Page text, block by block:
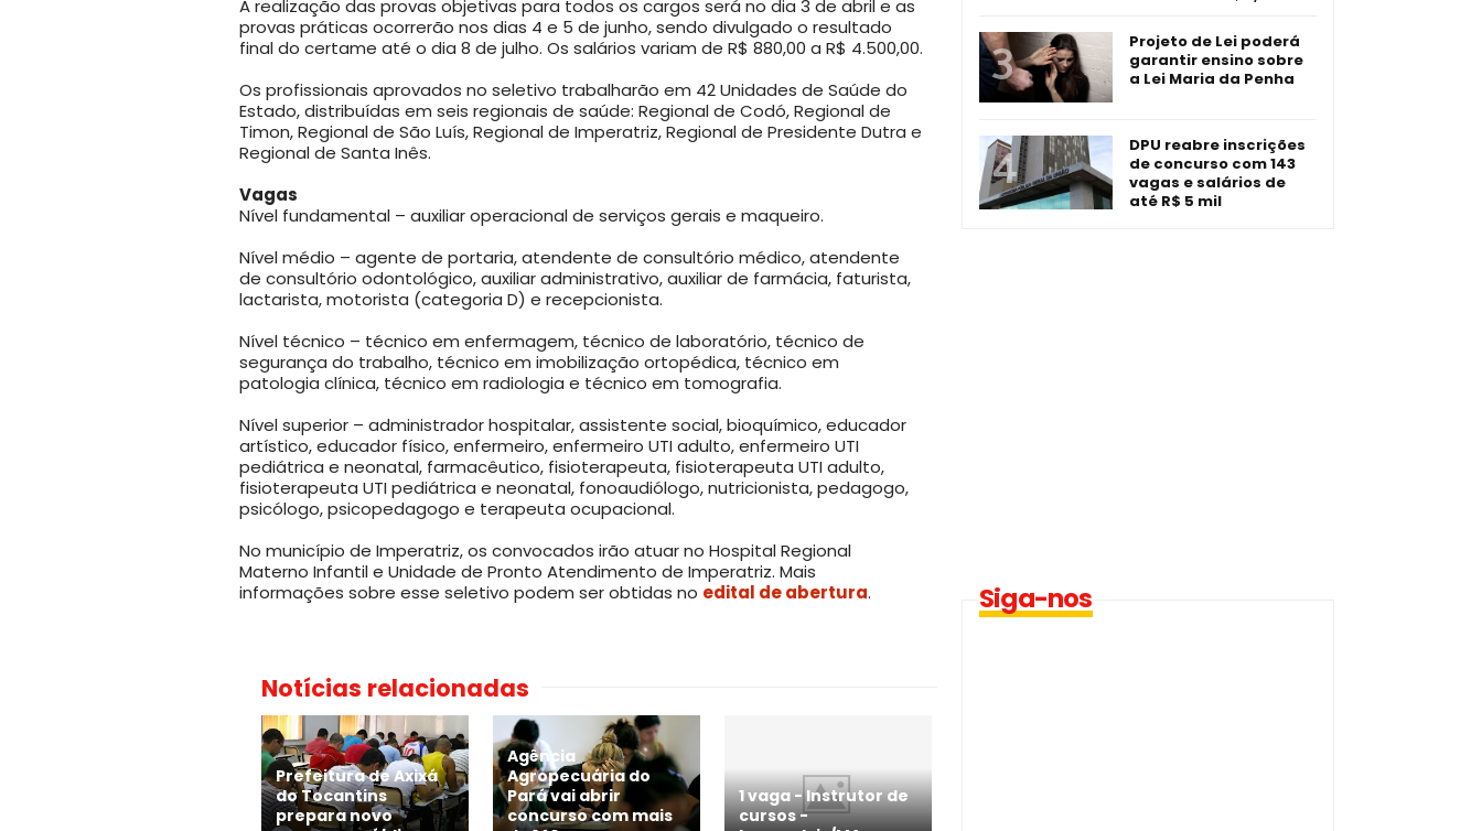
A realização das provas objetivas para todos os cargos será no dia 3 de abril e as
provas práticas ocorrerão nos dias 4 e 5 de junho, sendo divulgado o resultado
final do certame até o dia 8 de julho. Os salários variam de R$ 880,00 a R$ 4.500,00.
Os profissionais aprovados no seletivo trabalharão em 42 Unidades de Saúde do
Estado, distribuídas em seis regionais de saúde: Regional de Codó, Regional de
Timon, Regional de São Luís, Regional de Imperatriz, Regional de Presidente Dutra e
Regional de Santa Inês.
Vagas
Nível fundamental – auxiliar operacional de serviços gerais e maqueiro.
Nível médio – agente de portaria, atendente de consultório médico, atendente
de consultório odontológico, auxiliar administrativo, auxiliar de farmácia, faturista,
lactarista, motorista (categoria D) e recepcionista.
Nível técnico – técnico em enfermagem, técnico de laboratório, técnico de
segurança do trabalho, técnico em imobilização ortopédica, técnico em
patologia clínica, técnico em radiologia e técnico em tomografia.
Nível superior – administrador hospitalar, assistente social, bioquímico, educador
artístico, educador físico, enfermeiro, enfermeiro UTI adulto, enfermeiro UTI
pediátrica e neonatal, farmacêutico, fisioterapeuta, fisioterapeuta UTI adulto,
fisioterapeuta UTI pediátrica e neonatal, fonoaudiólogo, nutricionista, pedagogo,
psicólogo, psicopedagogo e terapeuta ocupacional.
No município de Imperatriz, os convocados irão atuar no Hospital Regional
Materno Infantil e Unidade de Pronto Atendimento de Imperatriz. Mais
informações sobre esse seletivo podem ser obtidas no edital de abertura.
Notícias relacionadas
Prefeitura de Axixá
do Tocantins
prepara novo
Agência
Agropecuária do
Pará vai abrir
concurso com mais
1 vaga - Instrutor de
cursos -
Projeto de Lei poderá
garantir ensino sobre
a Lei Maria da Penha
DPU reabre inscrições
de concurso com 143
vagas e salários de
até R$ 5 mil
Siga-nos